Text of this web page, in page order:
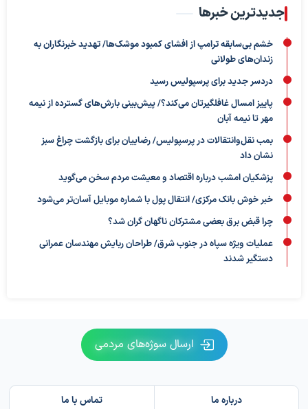
جدیدترین خبرها
خشم بی‌سابقه ترامپ از افشای کمبود موشک‌ها/ تهدید خبرنگاران به
زندان‌های طولانی
دردسر جدید برای پرسپولیس رسید
پاییز امسال غافلگیرتان می‌کند؟/ پیش‌بینی بارش‌های گسترده از نیمه
مهر تا نیمه آبان
بمب نقل‌وانتقالات در پرسپولیس/ رضاییان برای بازگشت چراغ سبز
نشان داد
پزشکیان امشب درباره اقتصاد و معیشت مردم سخن می‌گوید
خبر خوش بانک مرکزی/ انتقال پول با شماره موبایل آسان‌تر می‌شود
چرا قبض برق بعضی مشترکان ناگهان گران شد؟
عملیات ویژه سپاه در جنوب شرق/ طراحان ربایش مهندسان عمرانی
دستگیر شدند
ارسال سوژه‌های مردمی
درباره ما تماس با ما